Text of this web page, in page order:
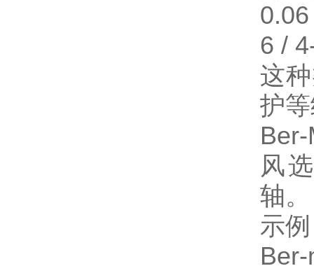
6 /
这
护
风
轴
示